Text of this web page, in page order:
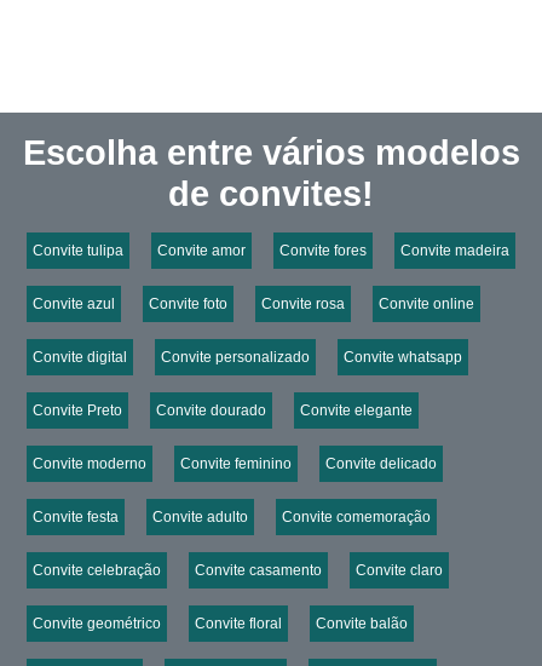
Escolha entre vários modelos
de convites!
Convite tulipa Convite amor Convite fores Convite madeira
Convite azul Convite foto Convite rosa Convite online
Convite digital Convite personalizado Convite whatsapp
Convite Preto Convite dourado Convite elegante
Convite moderno Convite feminino Convite delicado
Convite festa Convite adulto Convite comemoração
Convite celebração Convite casamento Convite claro
Convite geométrico Convite floral Convite balão